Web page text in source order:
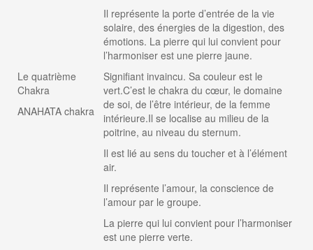
Il représente la porte d’entrée de la vie
solaire, des énergies de la digestion, des
émotions. La pierre qui lui convient pour
l’harmoniser est une pierre jaune.
Le quatrième
Chakra
ANAHATA chakra
Signifiant invaincu. Sa couleur est le
vert.C’est le chakra du cœur, le domaine
de soi, de l’être intérieur, de la femme
intérieure.Il se localise au milieu de la
poitrine, au niveau du sternum.
Il est lié au sens du toucher et à l’élément
air.
Il représente l’amour, la conscience de
l’amour par le groupe.
La pierre qui lui convient pour l’harmoniser
est une pierre verte.